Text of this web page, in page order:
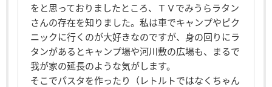
をと思っておりましたところ、ＴＶでみうらラタン
さんの存在を知りました。私は車でキャンプやピク
ニックに行くのが大好きなのですが、身の回りにラ
タンがあるとキャンプ場や河川敷の広場も、まるで
我が家の延長のような気がします。
そこでパスタを作ったり（レトルトではなくちゃん